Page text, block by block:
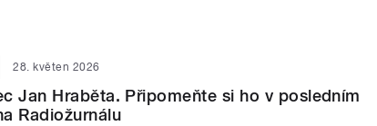
28. květen 2026
Jan Hraběta. Připomeňte si ho v posledním
Radiožurnálu